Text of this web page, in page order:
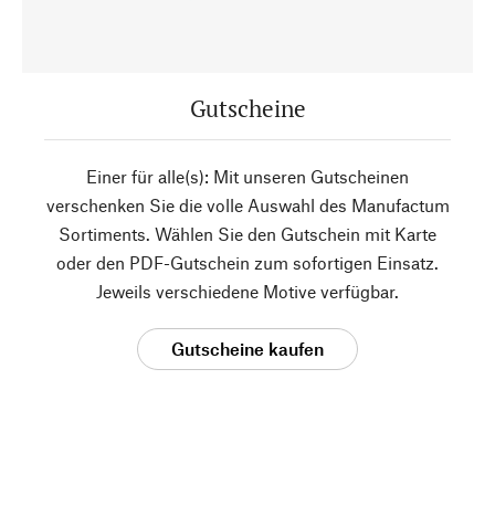
Gutscheine
Einer für alle(s): Mit unseren Gutscheinen
verschenken Sie die volle Auswahl des Manufactum
Sortiments. Wählen Sie den Gutschein mit Karte
oder den PDF-Gutschein zum sofortigen Einsatz.
Jeweils verschiedene Motive verfügbar.
Gutscheine kaufen